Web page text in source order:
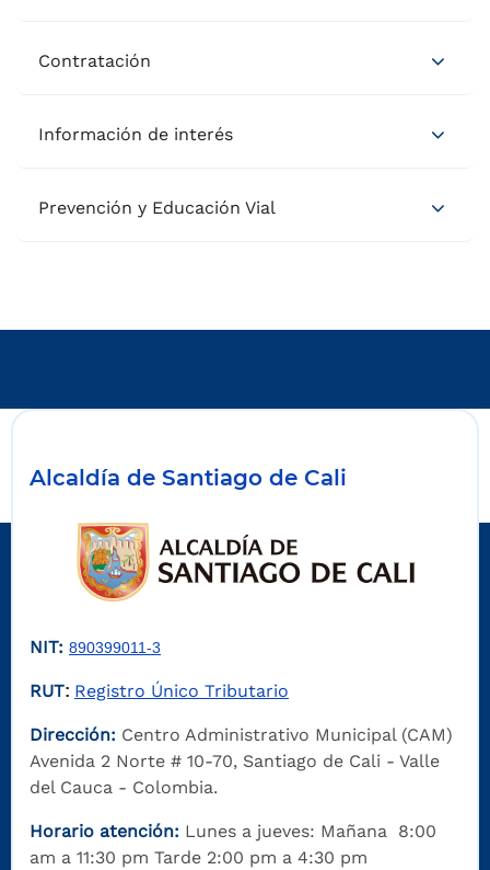
Contratación
Información de interés
Prevención y Educación Vial
Alcaldía de Santiago de Cali
NIT: 890399011-3
RUT: Registro Único Tributario
Dirección: Centro Administrativo Municipal (CAM)
Avenida 2 Norte # 10-70, Santiago de Cali - Valle
del Cauca - Colombia.
Horario atención: Lunes a jueves: Mañana 8:00
am a 11:30 pm Tarde 2:00 pm a 4:30 pm